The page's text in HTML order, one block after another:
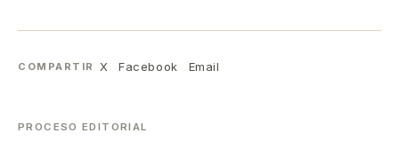
COMPARTIR X Facebook Email
PROCESO EDITORIAL